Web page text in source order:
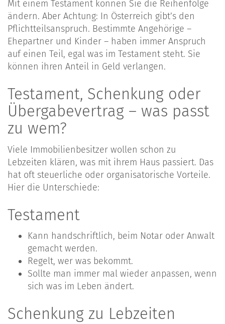
Mit einem Testament können Sie die Reihenfolge
ändern. Aber Achtung: In Österreich gibt’s den
Pflichtteilsanspruch. Bestimmte Angehörige –
Ehepartner und Kinder – haben immer Anspruch
auf einen Teil, egal was im Testament steht. Sie
können ihren Anteil in Geld verlangen.
Testament, Schenkung oder
Übergabevertrag – was passt
zu wem?
Viele Immobilienbesitzer wollen schon zu
Lebzeiten klären, was mit ihrem Haus passiert. Das
hat oft steuerliche oder organisatorische Vorteile.
Hier die Unterschiede:
Testament
Kann handschriftlich, beim Notar oder Anwalt
gemacht werden.
Regelt, wer was bekommt.
Sollte man immer mal wieder anpassen, wenn
sich was im Leben ändert.
Schenkung zu Lebzeiten